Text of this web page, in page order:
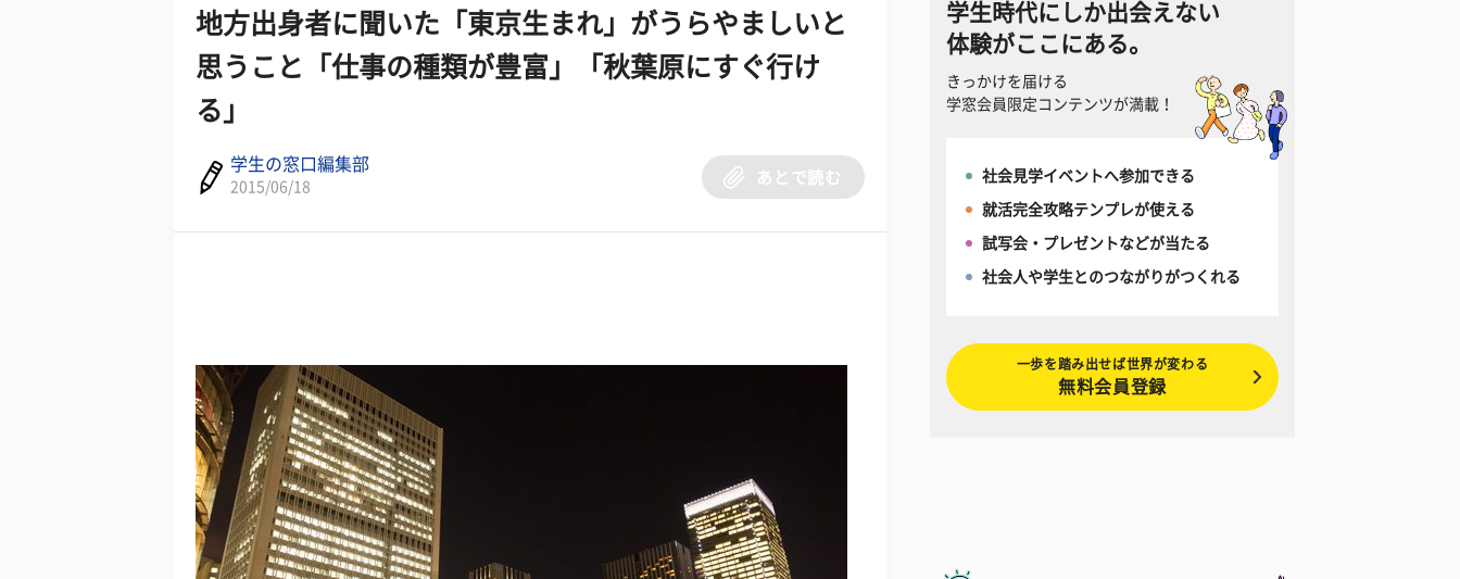
地方出身者に聞いた「東京生まれ」がうらやましいと
思うこと「仕事の種類が豊富」「秋葉原にすぐ行け
る」
学生の窓口編集部
2015/06/18
あとで読む
学生時代にしか出会えない
体験がここにある。
きっかけを届ける
学窓会員限定コンテンツが満載！
社会見学イベントへ参加できる
就活完全攻略テンプレが使える
試写会・プレゼントなどが当たる
社会人や学生とのつながりがつくれる
一歩を踏み出せば世界が変わる
無料会員登録